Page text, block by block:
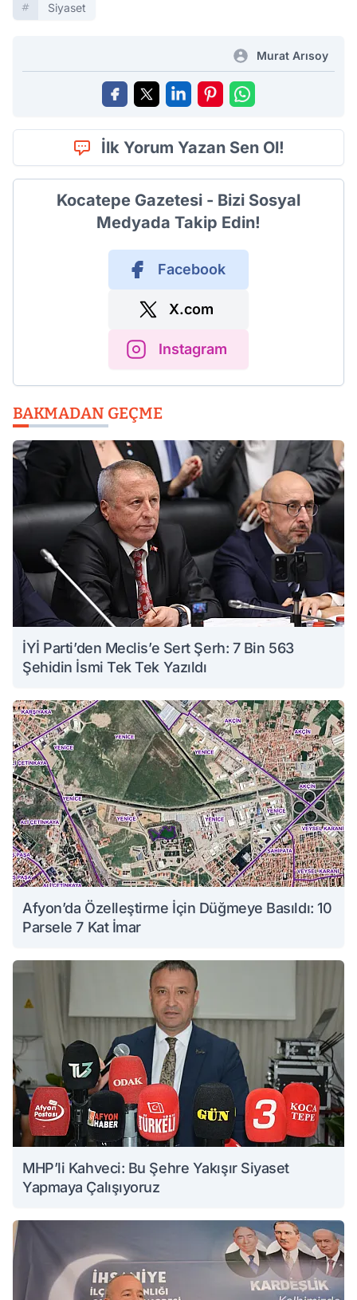
Siyaset
Murat Arısoy
İlk Yorum Yazan Sen Ol!
Kocatepe Gazetesi - Bizi Sosyal
Medyada Takip Edin!
Facebook
X.com
Instagram
BAKMADAN GEÇME
İYİ Parti’den Meclis’e Sert Şerh: 7 Bin 563
Şehidin İsmi Tek Tek Yazıldı
Afyon’da Özelleştirme İçin Düğmeye Basıldı: 10
Parsele 7 Kat İmar
MHP’li Kahveci: Bu Şehre Yakışır Siyaset
Yapmaya Çalışıyoruz